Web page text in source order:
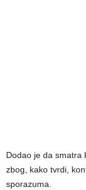
Dodao je da smatra
zbog, kako tvrdi,
sporazuma.